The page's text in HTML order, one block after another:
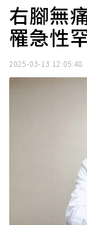
右腳無
罹急性
2025-03-13 12:05:48